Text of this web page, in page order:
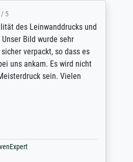
des Leinwanddrucks und
Bild wurde sehr
verpackt, so dass es
uns ankam. Es wird nicht
sein. Vielen